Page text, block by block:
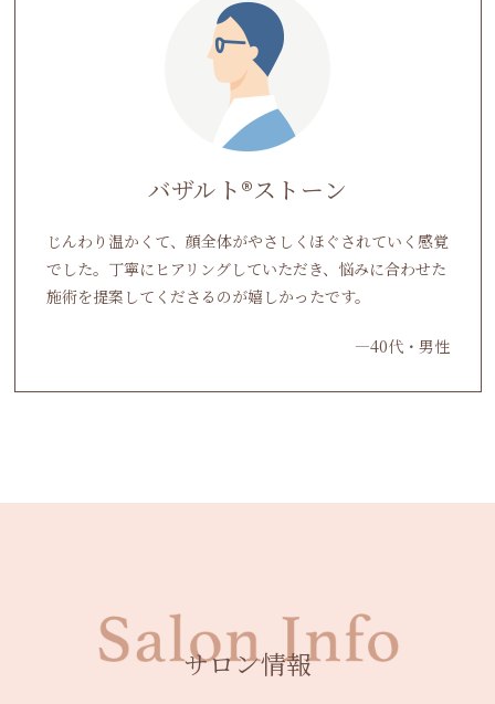
バザルト®ストーン
じんわり温かくて、顔全体がやさしくほぐされていく感覚
でした。丁寧にヒアリングしていただき、悩みに合わせた
施術を提案してくださるのが嬉しかったです。
―40代・男性
サロン情報